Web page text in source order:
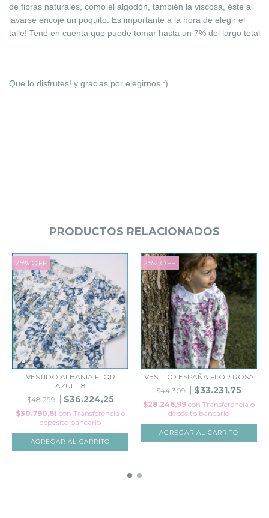
de fibras naturales, como el algodón, también la viscosa, éste al
lavarse encoje un poquito. Es importante a la hora de elegir el
talle! Tené en cuenta que puede tomar hasta un 7% del largo total
Que lo disfrutes! y gracias por elegirnos :)
PRODUCTOS RELACIONADOS
25% OFF
VESTIDO ALBANIA FLOR
AZUL T8
$48.299
$36.224,25
$30.790,61 con Transferencia o
depósito bancario
AGREGAR AL CARRITO
25% OFF
VESTIDO ESPAÑA FLOR ROSA
$44.309
$33.231,75
$28.246,99 con Transferencia o
depósito bancario
AGREGAR AL CARRITO